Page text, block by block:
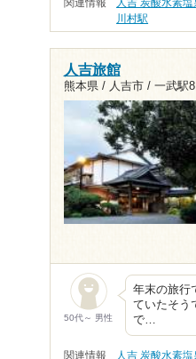
関連情報 人吉 炭酸水素塩
川村駅
人吉旅館
熊本県 / 人吉市 / 一武駅
50代～ 男性
年末の旅行
ていたそう
で…
関連情報 人吉 炭酸水素塩